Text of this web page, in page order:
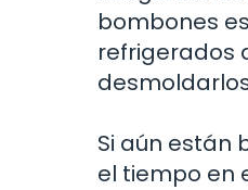
bombones
refrigerados
Si aún están
el tiempo en